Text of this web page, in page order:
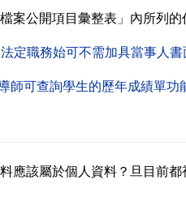
案公開項目彙整表」內所列
定職務始可不需加具當事人
可查詢學生的歷年成績單功
應該屬於個人資料？旦目前